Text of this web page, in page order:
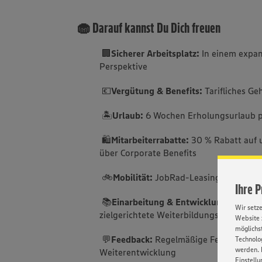
Ihre
Wir
Website
werden.
🧁 Darauf kannst Du Dich freuen
🏢Sicherer Arbeitsplatz: In einem
Perspektive
💶Vergütung & Benefits:Tarifliches
🏝️Urlaub: 6 Wochen Erholungsurlaub
🛍️Mitarbeiterrabatte: 30 % Rabatt auf
über Corporate Benefits
🚲Mobilität: JobRad-Leasing für Ihre
📚Einarbeitung & Entwicklung:
zielgerichtete
💬Feedback: Regelmäßige
Weiterentwicklung